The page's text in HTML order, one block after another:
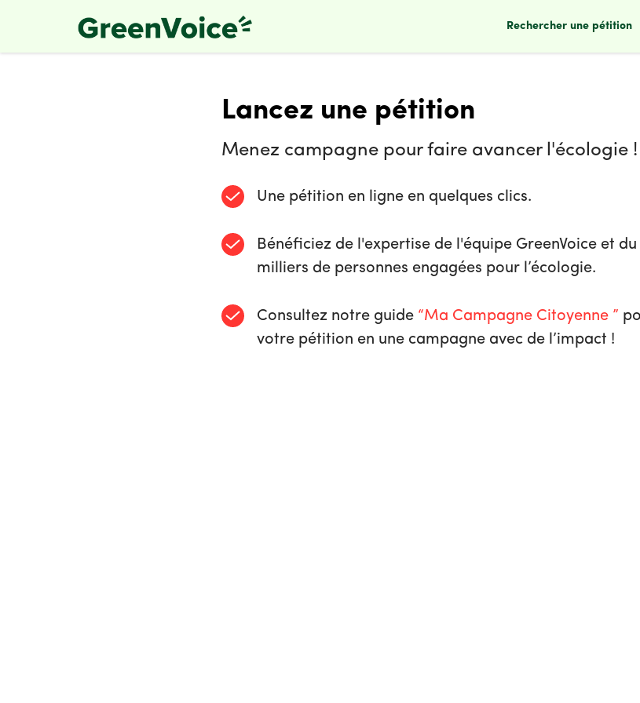
rechercher une pétition
Lancez une pétition
Menez campagne pour faire avancer l'écologie !
Une pétition en ligne en quelques clics.
Bénéficiez de l'expertise de l'équipe GreenVoice et
milliers de personnes engagées pour l’écologie.
Consultez notre guide “Ma Campagne Citoyenne ”
votre pétition en une campagne avec de l’impact !